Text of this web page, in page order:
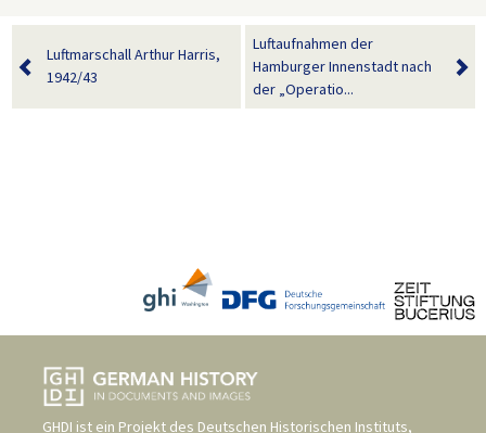
Luftmarschall Arthur Harris,
1942/43
Luftaufnahmen der
Hamburger Innenstadt nach
der „Operatio...
GHDI ist ein Projekt des Deutschen Historischen Instituts,